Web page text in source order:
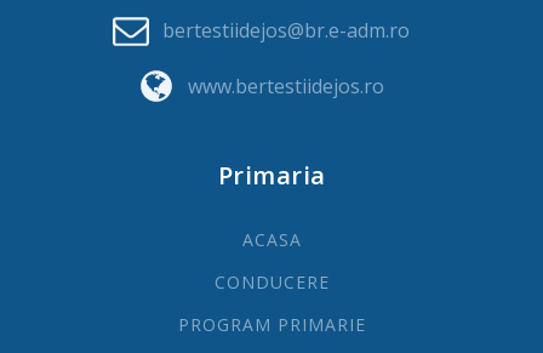
bertestiidejos@br.e-adm.ro
www.bertestiidejos.ro
Primaria
ACASA
CONDUCERE
PROGRAM PRIMARIE